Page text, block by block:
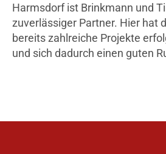
Harmsdorf ist Brinkmann und
zuverlässiger Partner. Hier hat
bereits zahlreiche Projekte
und sich dadurch einen guten